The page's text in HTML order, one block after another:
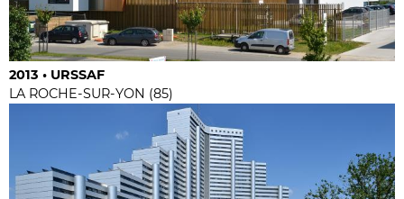
2013 • URSSAF
LA ROCHE-SUR-YON (85)